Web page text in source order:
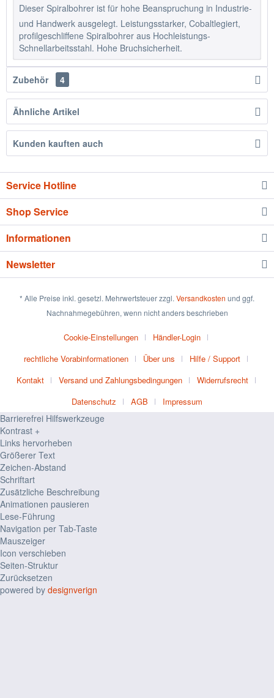
Dieser Spiralbohrer ist für hohe Beanspruchung in Industrie-
und Handwerk ausgelegt. Leistungsstarker, Cobaltlegiert,
profilgeschliffene Spiralbohrer aus Hochleistungs-
Schnellarbeitsstahl. Hohe Bruchsicherheit.
Zubehör 4
Ähnliche Artikel
Kunden kauften auch
Service Hotline
Shop Service
Informationen
Newsletter
* Alle Preise inkl. gesetzl. Mehrwertsteuer zzgl. Versandkosten und ggf.
Nachnahmegebühren, wenn nicht anders beschrieben
Cookie-Einstellungen
Händler-Login
rechtliche Vorabinformationen
Über uns
Hilfe / Support
Kontakt
Versand und Zahlungsbedingungen
Widerrufsrecht
Datenschutz
AGB Impressum
Barrierefrei Hilfswerkzeuge
Kontrast +
Links hervorheben
Größerer Text
Zeichen-Abstand
Schriftart
Zusätzliche Beschreibung
Animationen pausieren
Lese-Führung
Navigation per Tab-Taste
Mauszeiger
Icon verschieben
Seiten-Struktur
Zurücksetzen
powered by designverign